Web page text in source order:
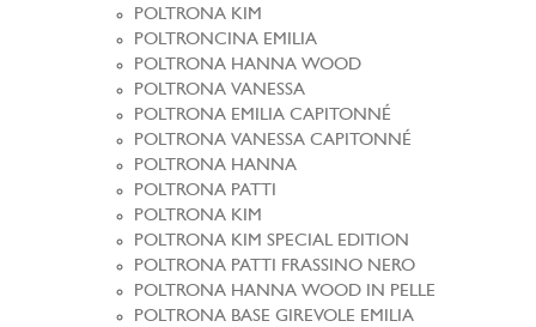
POLTRONA KIM
POLTRONCINA EMILIA
POLTRONA HANNA WOOD
POLTRONA VANESSA
POLTRONA EMILIA CAPITONNÉ
POLTRONA VANESSA CAPITONNÉ
POLTRONA HANNA
POLTRONA PATTI
POLTRONA KIM
POLTRONA KIM SPECIAL EDITION
POLTRONA PATTI FRASSINO NERO
POLTRONA HANNA WOOD IN PELLE
POLTRONA BASE GIREVOLE EMILIA